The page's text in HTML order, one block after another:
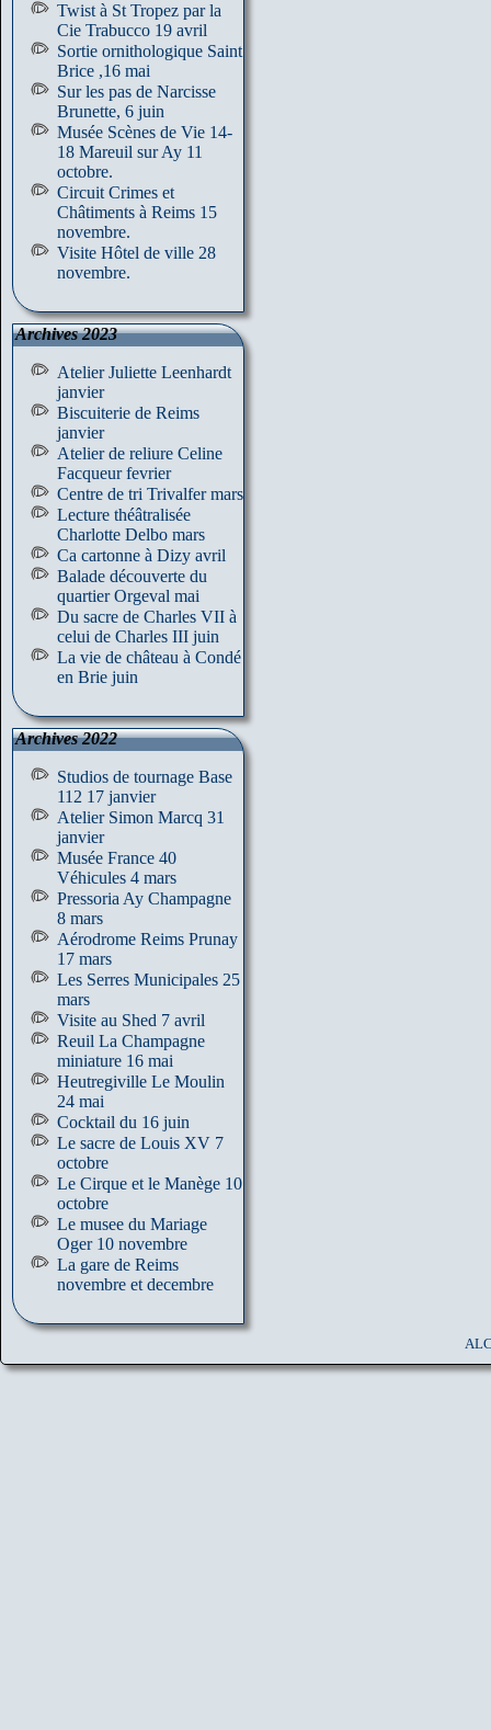
Twist à St Tropez par la
Cie Trabucco 19 avril
Sortie ornithologique Saint
Brice ,16 mai
Sur les pas de Narcisse
Brunette, 6 juin
Musée Scènes de Vie 14-
18 Mareuil sur Ay 11
octobre.
Circuit Crimes et
Châtiments à Reims 15
novembre.
Visite Hôtel de ville 28
novembre.
Archives 2023
Atelier Juliette Leenhardt
janvier
Biscuiterie de Reims
janvier
Atelier de reliure Celine
Facqueur fevrier
Centre de tri Trivalfer mars
Lecture théâtralisée
Charlotte Delbo mars
Ca cartonne à Dizy avril
Balade découverte du
quartier Orgeval mai
Du sacre de Charles VII à
celui de Charles III juin
La vie de château à Condé
en Brie juin
Archives 2022
Studios de tournage Base
112 17 janvier
Atelier Simon Marcq 31
janvier
Musée France 40
Véhicules 4 mars
Pressoria Ay Champagne
8 mars
Aérodrome Reims Prunay
17 mars
Les Serres Municipales 25
mars
Visite au Shed 7 avril
Reuil La Champagne
miniature 16 mai
Heutregiville Le Moulin
24 mai
Cocktail du 16 juin
Le sacre de Louis XV 7
octobre
Le Cirque et le Manège 10
octobre
Le musee du Mariage
Oger 10 novembre
La gare de Reims
novembre et decembre